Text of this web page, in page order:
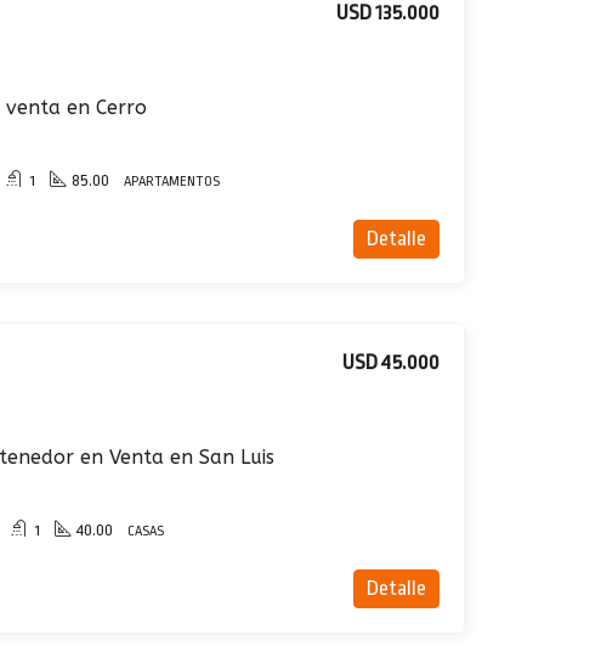
en Cerro
USD 135.000
1 85.00 APARTAMENTOS
Detalle
en Venta en San Luis
USD 45.000
1 40.00 CASAS
Detalle